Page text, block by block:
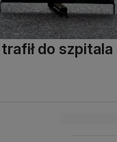
do szpitala